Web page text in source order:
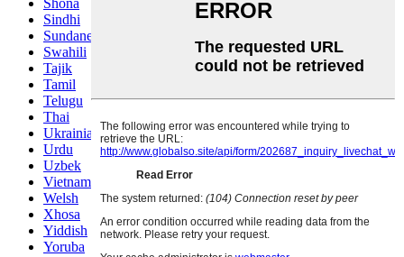
Shona
Sindhi
Sundanese
Swahili
Tajik
Tamil
Telugu
Thai
Ukrainian
Urdu
Uzbek
Vietnamese
Welsh
Xhosa
Yiddish
Yoruba